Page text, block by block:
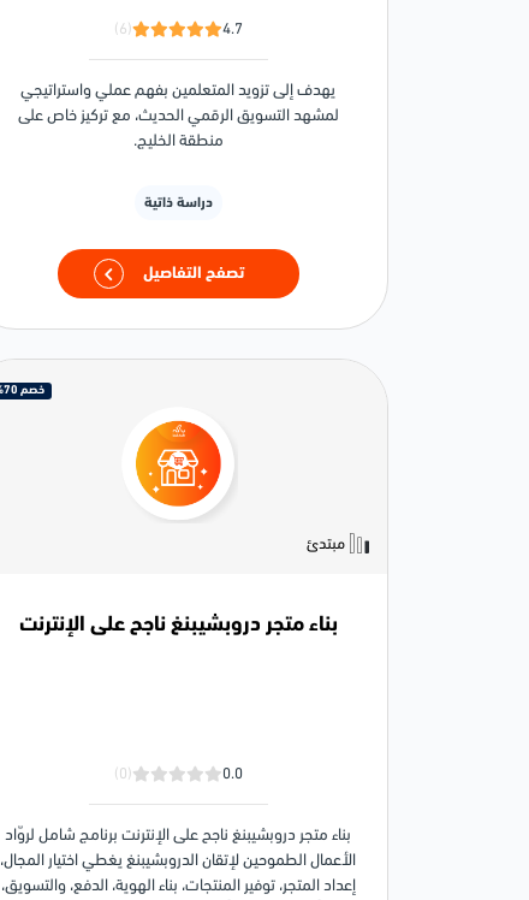
4.7
(6)
يهدف إلى تزويد المتعلمين بفهم عملي واستراتيجي
لمشهد التسويق الرقمي الحديث، مع تركيز خاص على
منطقة الخليج.
دراسة ذاتية
تصفح التفاصيل
خصم 70%
مبتدئ
بناء متجر دروبشيبنغ ناجح على الإنترنت
0.0
(0)
بناء متجر دروبشيبنغ ناجح على الإنترنت برنامج شامل لروّاد
الأعمال الطموحين لإتقان الدروبشيبنغ يغطي اختيار المجال،
إعداد المتجر، توفير المنتجات، بناء الهوية، الدفع، والتسويق،